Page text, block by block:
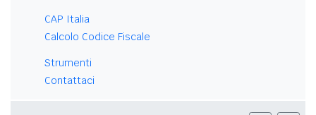
CAP Italia
Calcolo Codice Fiscale
Strumenti
Contattaci